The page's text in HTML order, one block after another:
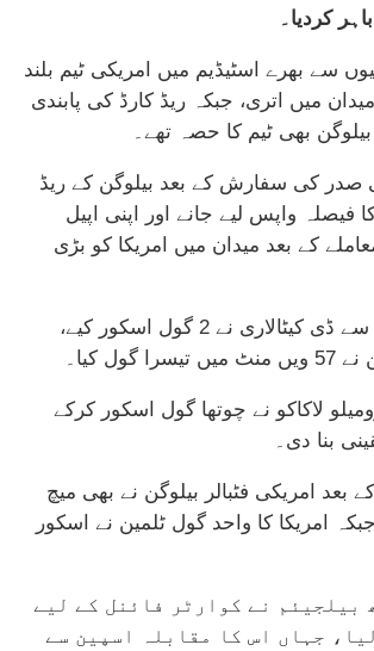
کردیا۔
سے بھرے اسٹیڈیم میں امریکی ٹیم بلند
میں اتری، جبکہ ریڈ کارڈ کی پابندی
بھی ٹیم کا حصہ تھے۔
صدر کی سفارش کے بعد بیلوگن کے ریڈ
فیصلہ واپس لیے جانے اور اپنی اپیل
کے بعد میدان میں امریکا کو بڑی
بیلجیئم کی جانب سے ڈی کیٹالاری نے 2 گول اسکور کیے،
کیا۔
لاکاکو نے چوتھا گول اسکور کرکے
بنا دی۔
بعد امریکی فٹبالر بیلوگن نے بھی میچ
امریکا کا واحد گول ٹلمین نے اسکور
بیلجیئم نے کوارٹر فائنل کے لیے
جہاں اس کا مقابلہ اسپین سے